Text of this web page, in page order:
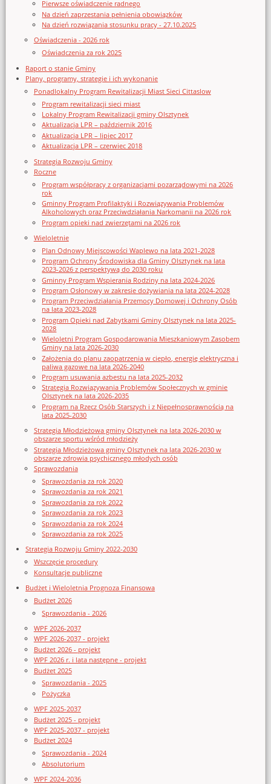
Pierwsze oświadczenie radnego
Na dzień zaprzestania pełnienia obowiązków
Na dzień rozwiązania stosunku pracy - 27.10.2025
Oświadczenia - 2026 rok
Oświadczenia za rok 2025
Raport o stanie Gminy
Plany, programy, strategie i ich wykonanie
Ponadlokalny Program Rewitalizacji Miast Sieci Cittaslow
Program rewitalizacji sieci miast
Lokalny Program Rewitalizacji gminy Olsztynek
Aktualizacja LPR – październik 2016
Aktualizacja LPR – lipiec 2017
Aktualizacja LPR – czerwiec 2018
Strategia Rozwoju Gminy
Roczne
Program współpracy z organizacjami pozarządowymi na 2026
rok
Gminny Program Profilaktyki i Rozwiązywania Problemów
Alkoholowych oraz Przeciwdziałania Narkomanii na 2026 rok
Program opieki nad zwierzętami na 2026 rok
Wieloletnie
Plan Odnowy Miejscowości Waplewo na lata 2021-2028
Program Ochrony Środowiska dla Gminy Olsztynek na lata
2023-2026 z perspektywą do 2030 roku
Gminny Program Wspierania Rodziny na lata 2024-2026
Program Osłonowy w zakresie dożywiania na lata 2024-2028
Program Przeciwdziałania Przemocy Domowej i Ochrony Osób
na lata 2023-2028
Program Opieki nad Zabytkami Gminy Olsztynek na lata 2025-
2028
Wieloletni Program Gospodarowania Mieszkaniowym Zasobem
Gminy na lata 2026-2030
Założenia do planu zaopatrzenia w ciepło, energię elektryczna i
paliwa gazowe na lata 2026-2040
Program usuwania azbestu na lata 2025-2032
Strategia Rozwiązywania Problemów Społecznych w gminie
Olsztynek na lata 2026-2035
Program na Rzecz Osób Starszych i z Niepełnosprawnością na
lata 2025-2030
Strategia Młodzieżowa gminy Olsztynek na lata 2026-2030 w
obszarze sportu wśród młodzieży
Strategia Młodzieżowa gminy Olsztynek na lata 2026-2030 w
obszarze zdrowia psychicznego młodych osób
Sprawozdania
Sprawozdania za rok 2020
Sprawozdania za rok 2021
Sprawozdania za rok 2022
Sprawozdania za rok 2023
Sprawozdania za rok 2024
Sprawozdania za rok 2025
Strategia Rozwoju Gminy 2022-2030
Wszczęcie procedury
Konsultacje publiczne
Budżet i Wieloletnia Prognoza Finansowa
Budżet 2026
Sprawozdania - 2026
WPF 2026-2037
WPF 2026-2037 - projekt
Budżet 2026 - projekt
WPF 2026 r. i lata następne - projekt
Budżet 2025
Sprawozdania - 2025
Pożyczka
WPF 2025-2037
Budżet 2025 - projekt
WPF 2025-2037 - projekt
Budżet 2024
Sprawozdania - 2024
Absolutorium
WPF 2024-2036